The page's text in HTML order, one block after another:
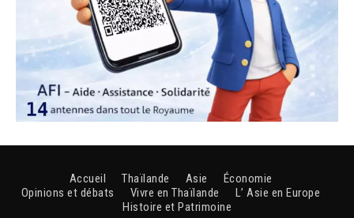
Accueil Thaïlande Asie
Économie
Opinions et débats
Vivre en Thaïlande
L’ Asie en Europe
Histoire et Patrimoine